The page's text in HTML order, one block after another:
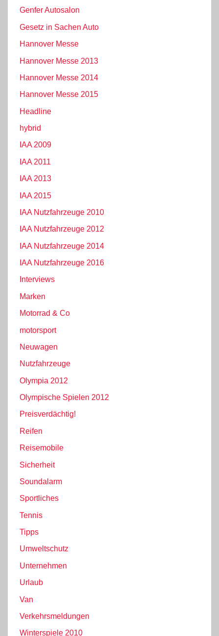
Genfer Autosalon
Gesetz in Sachen Auto
Hannover Messe
Hannover Messe 2013
Hannover Messe 2014
Hannover Messe 2015
Headline
hybrid
IAA 2009
IAA 2011
IAA 2013
IAA 2015
IAA Nutzfahrzeuge 2010
IAA Nutzfahrzeuge 2012
IAA Nutzfahrzeuge 2014
IAA Nutzfahrzeuge 2016
Interviews
Marken
Motorrad & Co
motorsport
Neuwagen
Nutzfahrzeuge
Olympia 2012
Olympische Spielen 2012
Preisverdächtig!
Reifen
Reisemobile
Sicherheit
Soundalarm
Sportliches
Tennis
Tipps
Umweltschutz
Unternehmen
Urlaub
Van
Verkehrsmeldungen
Winterspiele 2010